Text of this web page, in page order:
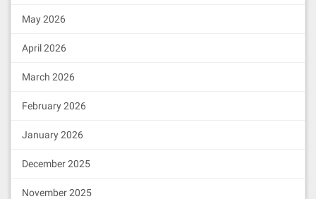
May 2026
April 2026
March 2026
February 2026
January 2026
December 2025
November 2025